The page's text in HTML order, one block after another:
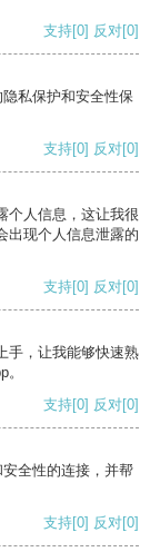
支持[0] 反对[0]
私保护和安全性保
支持[0] 反对[0]
个人信息，这让我很
出现个人信息泄露的
支持[0] 反对[0]
手，让我能够快速熟
支持[0] 反对[0]
全性的连接，并帮
支持[0] 反对[0]